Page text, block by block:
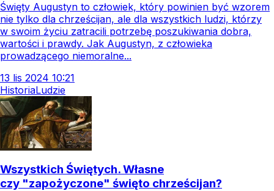
Święty Augustyn to człowiek, który powinien być wzorem
nie tylko dla chrześcijan, ale dla wszystkich ludzi, którzy
w swoim życiu zatracili potrzebę poszukiwania dobra,
wartości i prawdy. Jak Augustyn, z człowieka
prowadzącego niemoralne...
13 lis 2024 10:21
HistoriaLudzie
Wszystkich Świętych. Własne
czy "zapożyczone" święto chrześcijan?